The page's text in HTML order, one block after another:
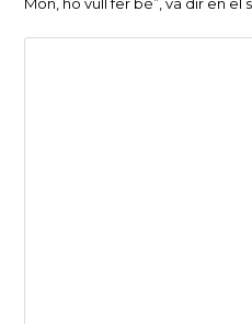
Món, ho vull fer bé”, va dir en el